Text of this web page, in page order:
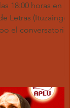
18:00 horas en la
Letras (Ituzaingó
el conversatorio "